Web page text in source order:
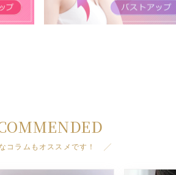
ラムもオススメです！ ╱